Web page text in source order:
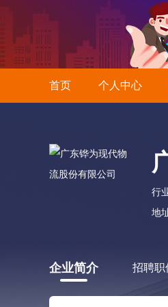
首页 个人中心
行
地
企业简介 招聘职